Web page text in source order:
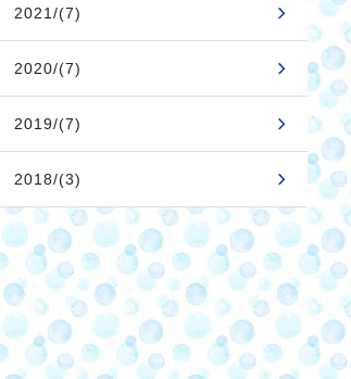
2021/(7)
2020/(7)
2019/(7)
2018/(3)